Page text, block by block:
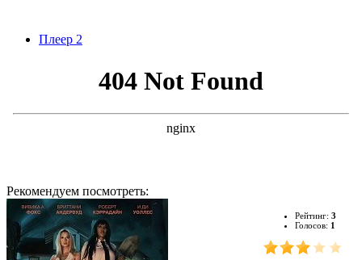
Плеер 2
Рекомендуем посмотреть:
Рейтинг: 3
Голосов: 1